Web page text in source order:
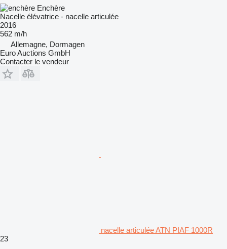
Enchère
Nacelle élévatrice - nacelle articulée
2016
562 m/h
Allemagne, Dormagen
Euro Auctions GmbH
Contacter le vendeur
nacelle articulée ATN PIAF 1000R
23